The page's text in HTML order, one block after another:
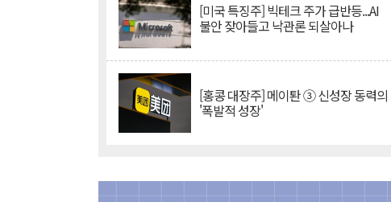
[미국 특징주] 빅테크 주가 급반등...AI
불안 잦아들고 낙관론 되살아나
[홍콩 대장주] 메이퇀 ③ 신성장 동력의
'폭발적 성장'